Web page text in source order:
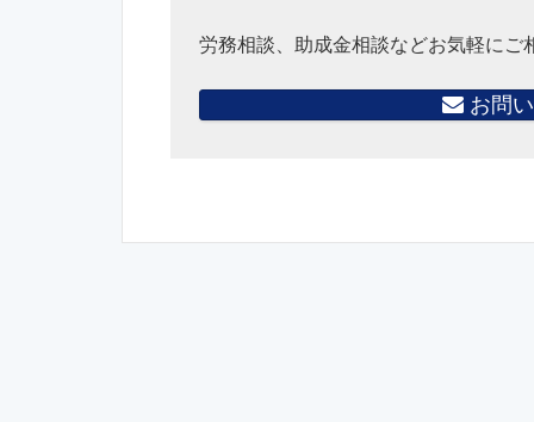
労務相談、助成金相談などお気軽にご
お問